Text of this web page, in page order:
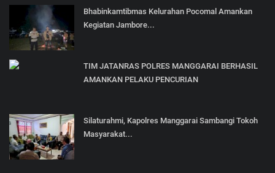
Bhabinkamtibmas Kelurahan Pocomal Amankan
Kegiatan Jambore...
TIM JATANRAS POLRES MANGGARAI BERHASIL
AMANKAN PELAKU PENCURIAN
Silaturahmi, Kapolres Manggarai Sambangi Tokoh
Masyarakat...